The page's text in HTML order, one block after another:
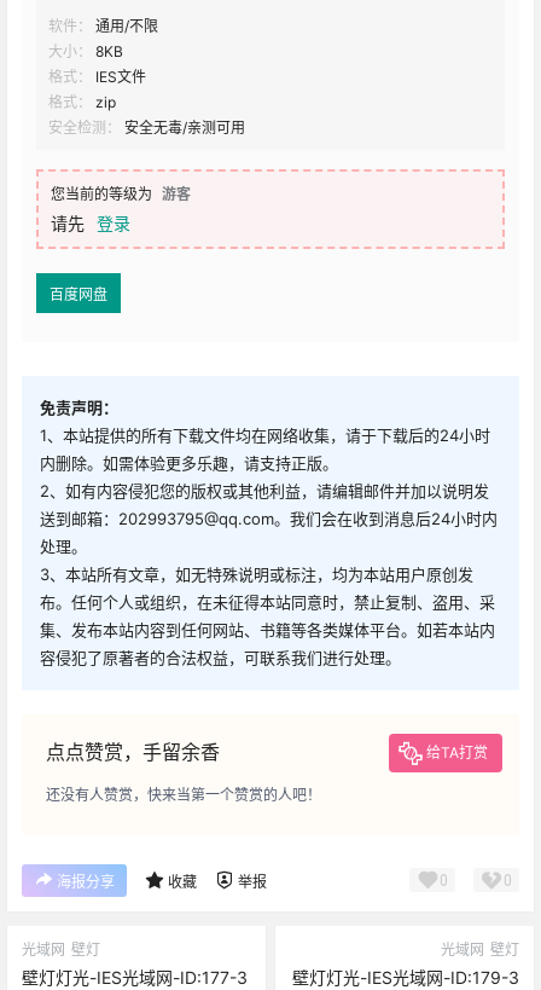
软件：
通用/不限
大小：
8KB
格式：
IES文件
格式：
zip
安全检测：
安全无毒/亲测可用
您当前的等级为 游客
请先 登录
百度网盘
免责声明：
1、本站提供的所有下载文件均在网络收集，请于下载后的24小时
内删除。如需体验更多乐趣，请支持正版。
2、如有内容侵犯您的版权或其他利益，请编辑邮件并加以说明发
送到邮箱：202993795@qq.com。我们会在收到消息后24小时内
处理。
3、本站所有文章，如无特殊说明或标注，均为本站用户原创发
布。任何个人或组织，在未征得本站同意时，禁止复制、盗用、采
集、发布本站内容到任何网站、书籍等各类媒体平台。如若本站内
容侵犯了原著者的合法权益，可联系我们进行处理。
点点赞赏，手留余香 给TA打赏
还没有人赞赏，快来当第一个赞赏的人吧！
海报分享 收藏 举报 0 0
光域网 壁灯
壁灯灯光-IES光域网-ID:177-3
光域网 壁灯
壁灯灯光-IES光域网-ID:179-3